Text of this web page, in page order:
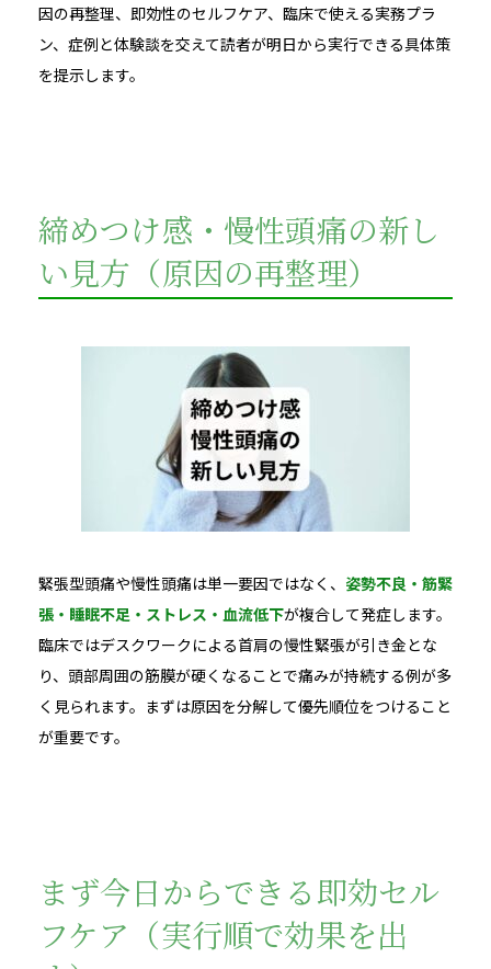
因の再整理、即効性のセルフケア、臨床で使える実務プラ
ン、症例と体験談を交えて読者が明日から実行できる具体策
を提示します。
締めつけ感・慢性頭痛の新し
い見方（原因の再整理）
緊張型頭痛や慢性頭痛は単一要因ではなく、 姿勢不良・筋緊
張・睡眠不足・ストレス・血流低下が複合して発症します。
臨床ではデスクワークによる首肩の慢性緊張が引き金とな
り、頭部周囲の筋膜が硬くなることで痛みが持続する例が多
く見られます。まずは原因を分解して優先順位をつけること
が重要です。
まず今日からできる即効セル
フケア（実行順で効果を出